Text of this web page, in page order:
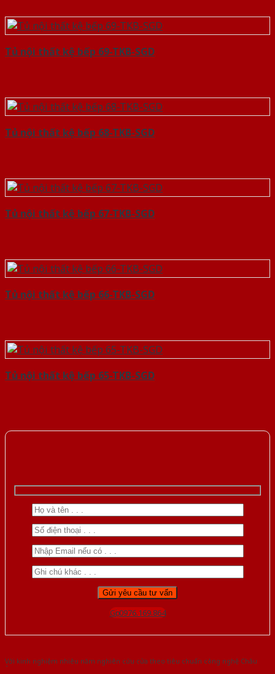
Tủ nội thất kệ bếp 69-TKB-SGD
Tủ nội thất kệ bếp 68-TKB-SGD
Tủ nội thất kệ bếp 67-TKB-SGD
Tủ nội thất kệ bếp 66-TKB-SGD
Tủ nội thất kệ bếp 65-TKB-SGD
Gọi 0976.169.864
Với kinh nghiệm nhiêu năm nghiên cứu cửa theo tiêu chuẩn công nghệ Châu